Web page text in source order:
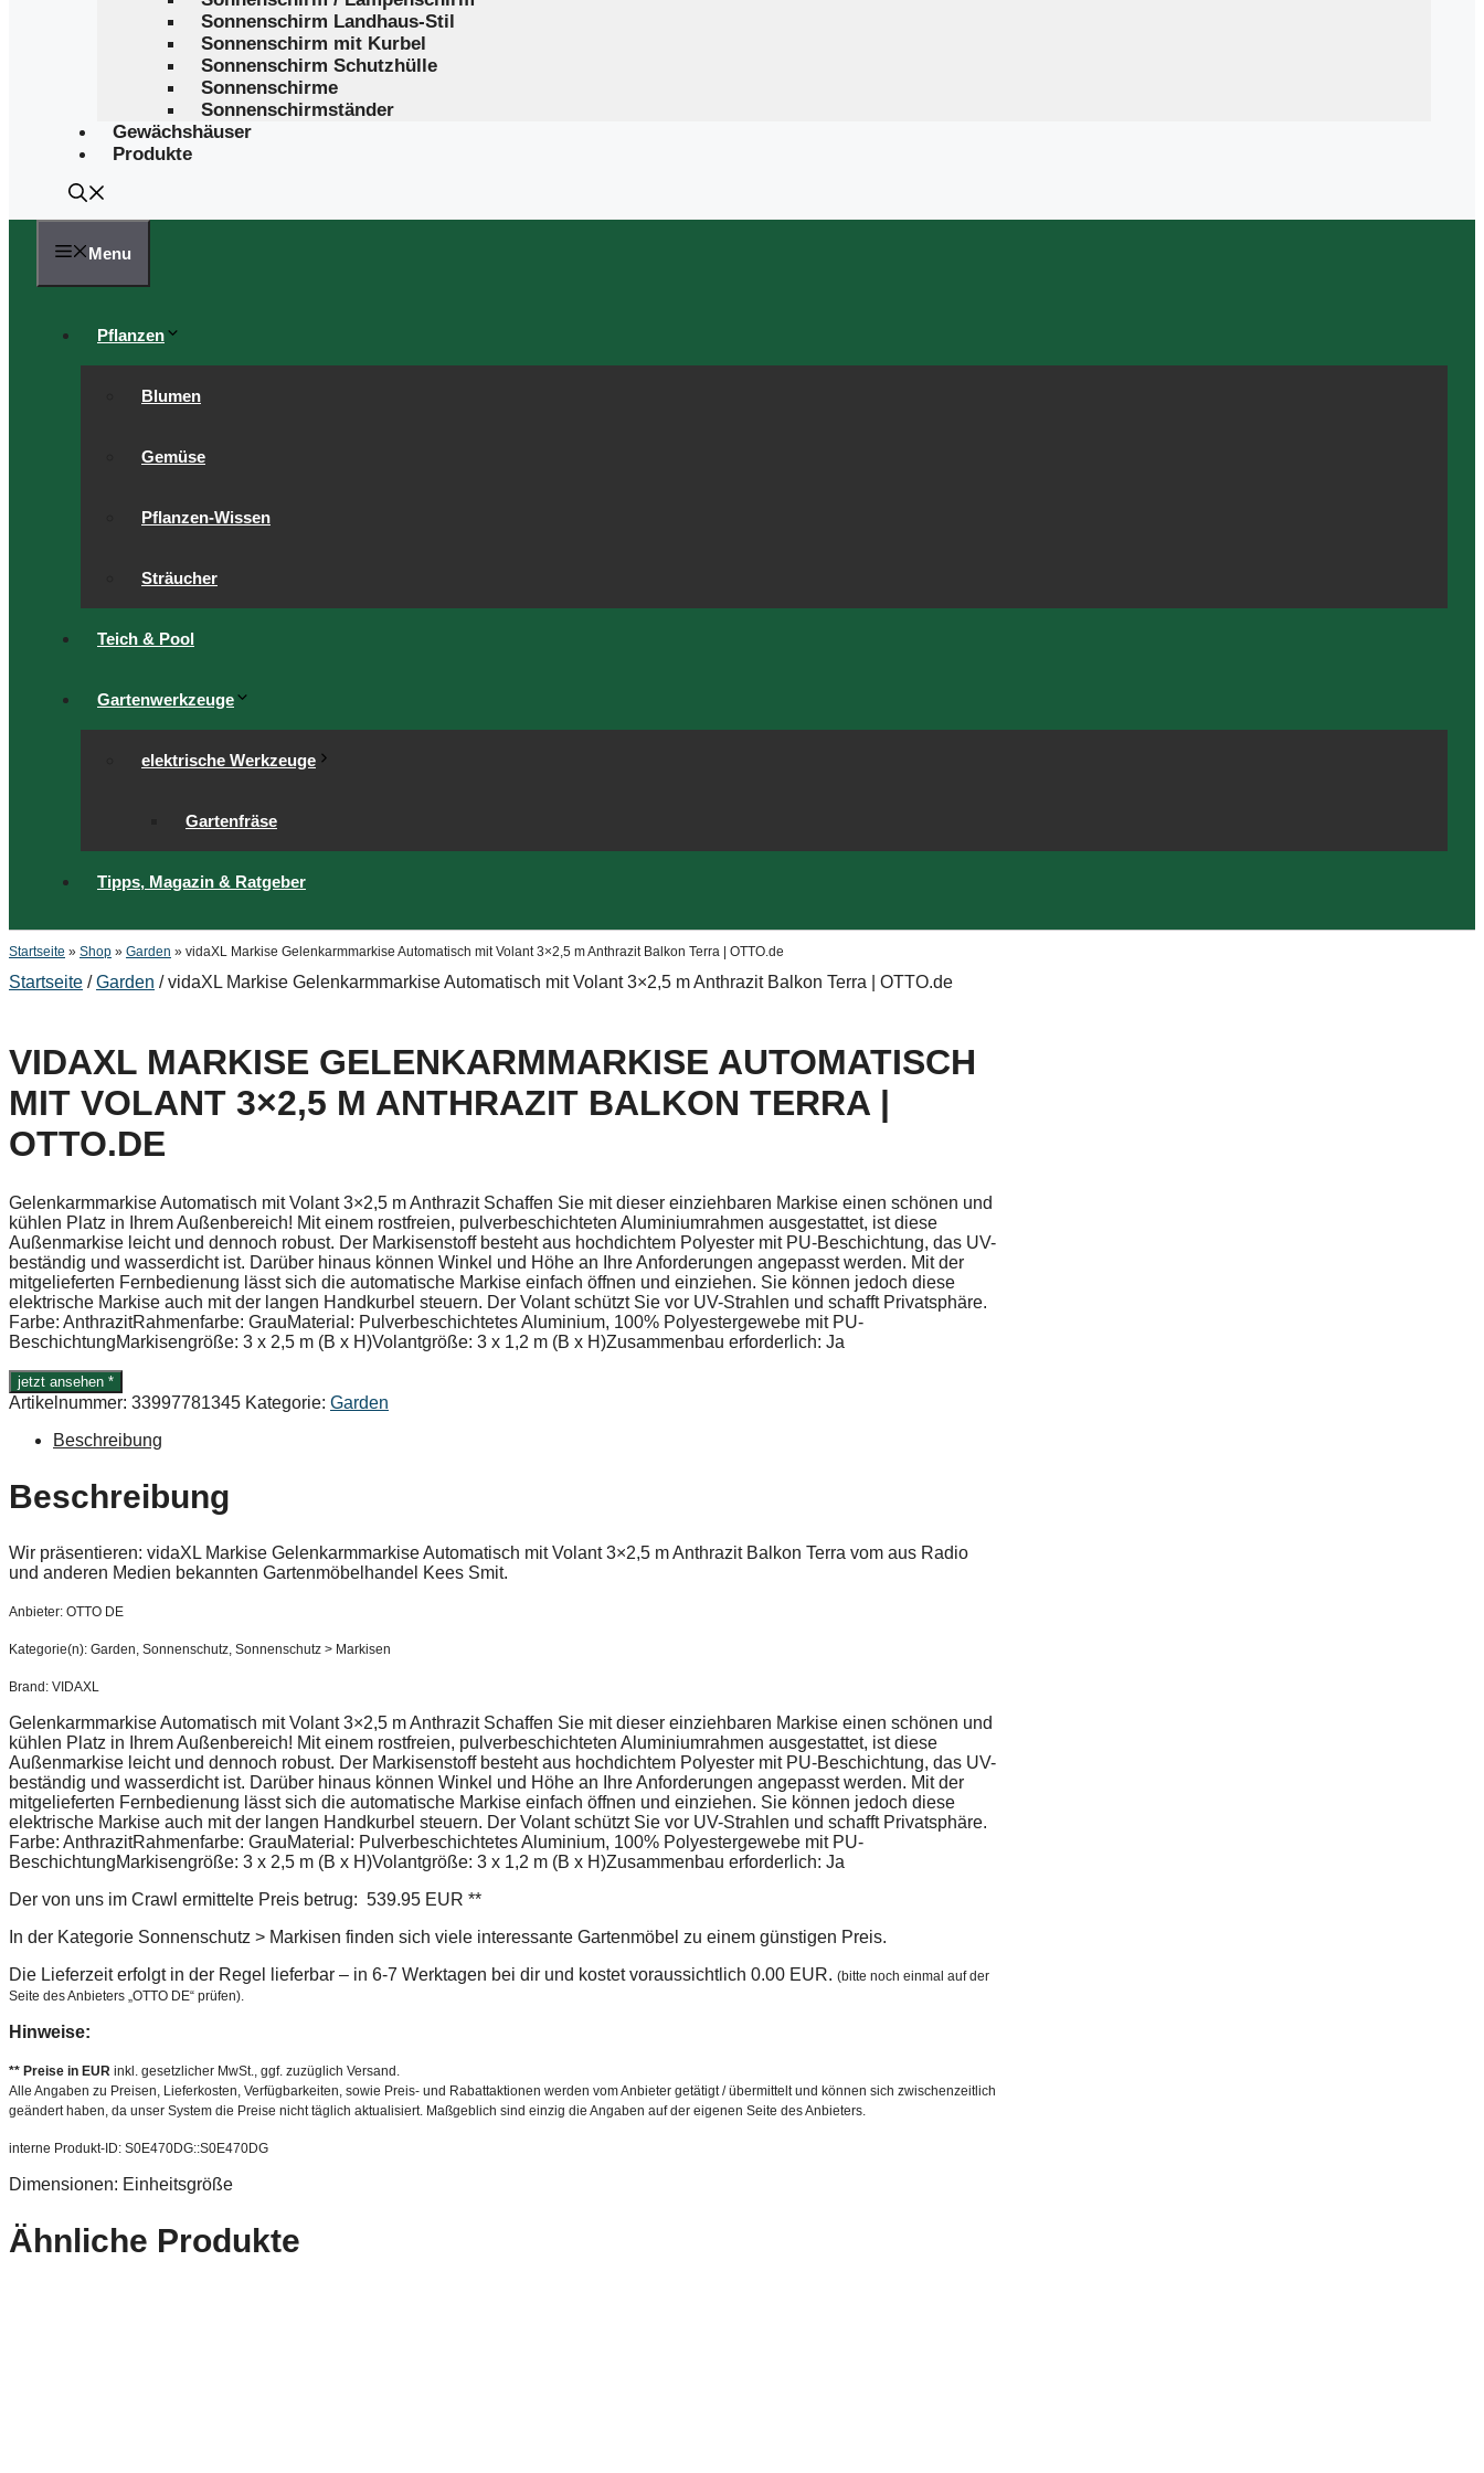
Sonnenschirm Landhaus-Stil
Sonnenschirm mit Kurbel
Sonnenschirm Schutzhülle
Sonnenschirme
Sonnenschirmständer
Gewächshäuser
Produkte
Menu
Pflanzen
Blumen
Gemüse
Pflanzen-Wissen
Sträucher
Teich & Pool
Gartenwerkzeuge
elektrische Werkzeuge
Gartenfräse
Tipps, Magazin & Ratgeber
Startseite » Shop » Garden » vidaXL Markise Gelenkarmmarkise Automatisch mit Volant 3×2,5 m Anthrazit Balkon Terra | OTTO.de
Startseite /Garden / vidaXL Markise Gelenkarmmarkise Automatisch mit Volant 3×2,5 m Anthrazit Balkon Terra | OTTO.de
VIDAXL MARKISE GELENKARMMARKISE AUTOMATISCH
MIT VOLANT 3×2,5 M ANTHRAZIT BALKON TERRA |
OTTO.DE
Gelenkarmmarkise Automatisch mit Volant 3×2,5 m Anthrazit Schaffen Sie mit dieser einziehbaren Markise einen schönen und
kühlen Platz in Ihrem Außenbereich! Mit einem rostfreien, pulverbeschichteten Aluminiumrahmen ausgestattet, ist diese
Außenmarkise leicht und dennoch robust. Der Markisenstoff besteht aus hochdichtem Polyester mit PU-Beschichtung, das UV-
beständig und wasserdicht ist. Darüber hinaus können Winkel und Höhe an Ihre Anforderungen angepasst werden. Mit der
mitgelieferten Fernbedienung lässt sich die automatische Markise einfach öffnen und einziehen. Sie können jedoch diese
elektrische Markise auch mit der langen Handkurbel steuern. Der Volant schützt Sie vor UV-Strahlen und schafft Privatsphäre.
Farbe: AnthrazitRahmenfarbe: GrauMaterial: Pulverbeschichtetes Aluminium, 100% Polyestergewebe mit PU-
BeschichtungMarkisengröße: 3 x 2,5 m (B x H)Volantgröße: 3 x 1,2 m (B x H)Zusammenbau erforderlich: Ja
jetzt ansehen *
Artikelnummer: 33997781345 Kategorie: Garden
Beschreibung
Beschreibung
Wir präsentieren: vidaXL Markise Gelenkarmmarkise Automatisch mit Volant 3×2,5 m Anthrazit Balkon Terra vom aus Radio
und anderen Medien bekannten Gartenmöbelhandel Kees Smit.
Anbieter: OTTO DE
Kategorie(n): Garden, Sonnenschutz, Sonnenschutz > Markisen
Brand: VIDAXL
Gelenkarmmarkise Automatisch mit Volant 3×2,5 m Anthrazit Schaffen Sie mit dieser einziehbaren Markise einen schönen und
kühlen Platz in Ihrem Außenbereich! Mit einem rostfreien, pulverbeschichteten Aluminiumrahmen ausgestattet, ist diese
Außenmarkise leicht und dennoch robust. Der Markisenstoff besteht aus hochdichtem Polyester mit PU-Beschichtung, das UV-
beständig und wasserdicht ist. Darüber hinaus können Winkel und Höhe an Ihre Anforderungen angepasst werden. Mit der
mitgelieferten Fernbedienung lässt sich die automatische Markise einfach öffnen und einziehen. Sie können jedoch diese
elektrische Markise auch mit der langen Handkurbel steuern. Der Volant schützt Sie vor UV-Strahlen und schafft Privatsphäre.
Farbe: AnthrazitRahmenfarbe: GrauMaterial: Pulverbeschichtetes Aluminium, 100% Polyestergewebe mit PU-
BeschichtungMarkisengröße: 3 x 2,5 m (B x H)Volantgröße: 3 x 1,2 m (B x H)Zusammenbau erforderlich: Ja
Der von uns im Crawl ermittelte Preis betrug: 539.95 EUR **
In der Kategorie Sonnenschutz > Markisen finden sich viele interessante Gartenmöbel zu einem günstigen Preis.
Die Lieferzeit erfolgt in der Regel lieferbar – in 6-7 Werktagen bei dir und kostet voraussichtlich 0.00 EUR. (bitte noch einmal auf der
Seite des Anbieters „OTTO DE“ prüfen).
Hinweise:
** Preise in EUR inkl. gesetzlicher MwSt., ggf. zuzüglich Versand.
Alle Angaben zu Preisen, Lieferkosten, Verfügbarkeiten, sowie Preis- und Rabattaktionen werden vom Anbieter getätigt / übermittelt und können sich zwischenzeitlich
geändert haben, da unser System die Preise nicht täglich aktualisiert. Maßgeblich sind einzig die Angaben auf der eigenen Seite des Anbieters.
interne Produkt-ID: S0E470DG::S0E470DG
Dimensionen: Einheitsgröße
Ähnliche Produkte